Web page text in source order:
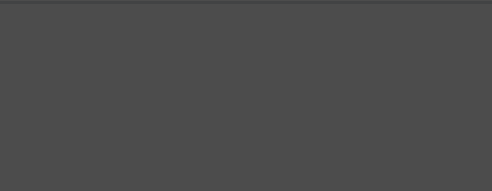
einzelnen Artikeln.